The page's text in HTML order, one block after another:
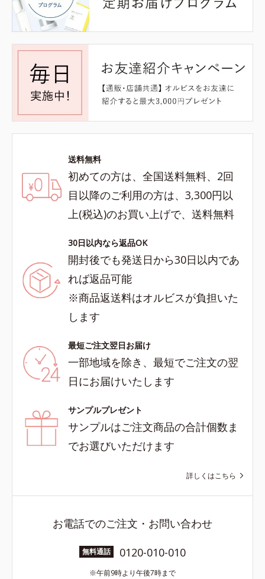
送料無料
初めての方は、全国送料無料、2回
目以降のご利用の方は、3,300円以
上(税込)のお買い上げで、送料無料
30日以内なら返品OK
開封後でも発送日から30日以内であ
れば返品可能
※商品返送料はオルビスが負担いた
します
最短ご注文翌日お届け
一部地域を除き、最短でご注文の翌
日にお届けいたします
サンプルプレゼント
サンプルはご注文商品の合計個数ま
でお選びいただけます
詳しくはこちら
お電話でのご注文・お問い合わせ
無料通話 0120-010-010
午前9時より午後7時まで